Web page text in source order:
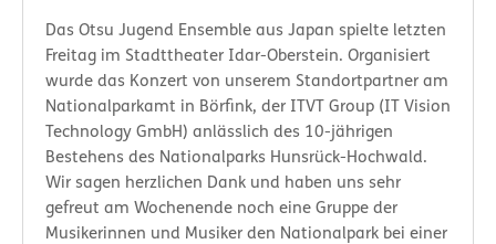
Das Otsu Jugend Ensemble aus Japan spielte letzten
Freitag im Stadttheater Idar-Oberstein. Organisiert
wurde das Konzert von unserem Standortpartner am
Nationalparkamt in Börfink, der ITVT Group (IT Vision
Technology GmbH) anlässlich des 10-jährigen
Bestehens des Nationalparks Hunsrück-Hochwald.
Wir sagen herzlichen Dank und haben uns sehr
gefreut am Wochenende noch eine Gruppe der
Musikerinnen und Musiker den Nationalpark bei einer